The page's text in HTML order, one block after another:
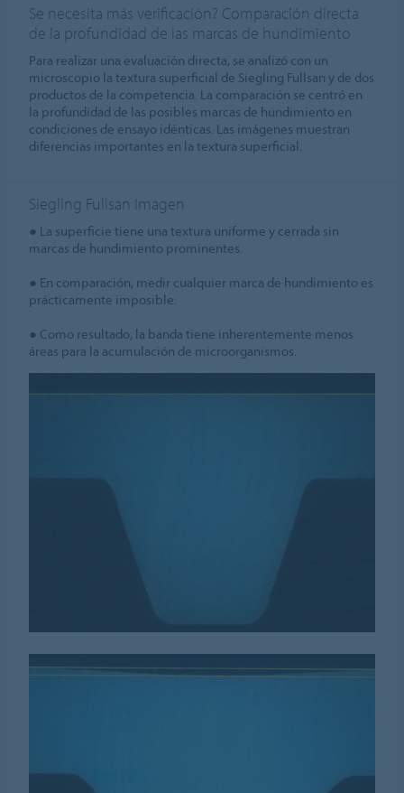
Se necesita más verificación? Comparación directa
de la profundidad de las marcas de hundimiento
Para realizar una evaluación directa, se analizó con un
microscopio la textura superficial de Siegling Fullsan y de dos
productos de la competencia. La comparación se centró en
la profundidad de las posibles marcas de hundimiento en
condiciones de ensayo idénticas. Las imágenes muestran
diferencias importantes en la textura superficial.
Siegling Fullsan Imagen
● La superficie tiene una textura uniforme y cerrada sin
marcas de hundimiento prominentes.
● En comparación, medir cualquier marca de hundimiento es
prácticamente imposible.
● Como resultado, la banda tiene inherentemente menos
áreas para la acumulación de microorganismos.